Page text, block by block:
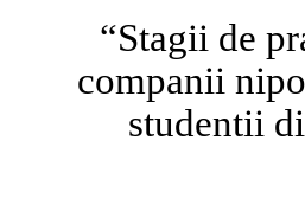
“Stagii de
companii
studentii